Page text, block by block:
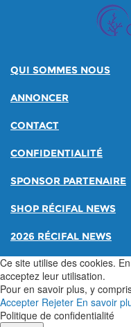
QUI SOMMES NOUS
ANNONCER
CONTACT
CONFIDENTIALITÉ
SPONSOR PARTENAIRE
SHOP RÉCIFAL NEWS
2026 RÉCIFAL NEWS
Ce site utilise des cookies.
acceptez leur utilisation.
Pour en savoir plus, y
Accepter Rejeter En savoir
Politique de confidentialité